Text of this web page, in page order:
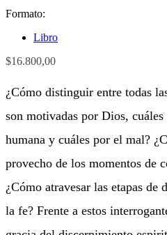
Formato:
Libro
$16.800,00
¿Cómo distinguir entre todas
son motivadas por Dios, cuáles
humana y cuáles por el mal?
provecho de los momentos de
¿Cómo atravesar las etapas de
la fe? Frente a estos